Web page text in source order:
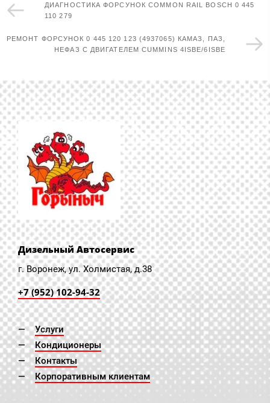
ДИАГНОСТИКА ФОРСУНОК COMMON RAIL BOSCH 0 445
110 279
РЕМОНТ ФОРСУНОК 0 445 120 123 (4937065) КАМАЗ, ПАЗ,
НЕФАЗ С ДВИГАТЕЛЕМ CUMMINS 4ISBE/6ISBE
Дизельный Автосервис
г. Воронеж, ул. Холмистая, д.38
+7 (952) 102-94-32
Услуги
Кондиционеры
Контакты
Корпоративным клиентам